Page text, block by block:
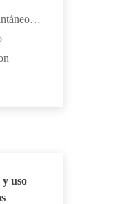
uso